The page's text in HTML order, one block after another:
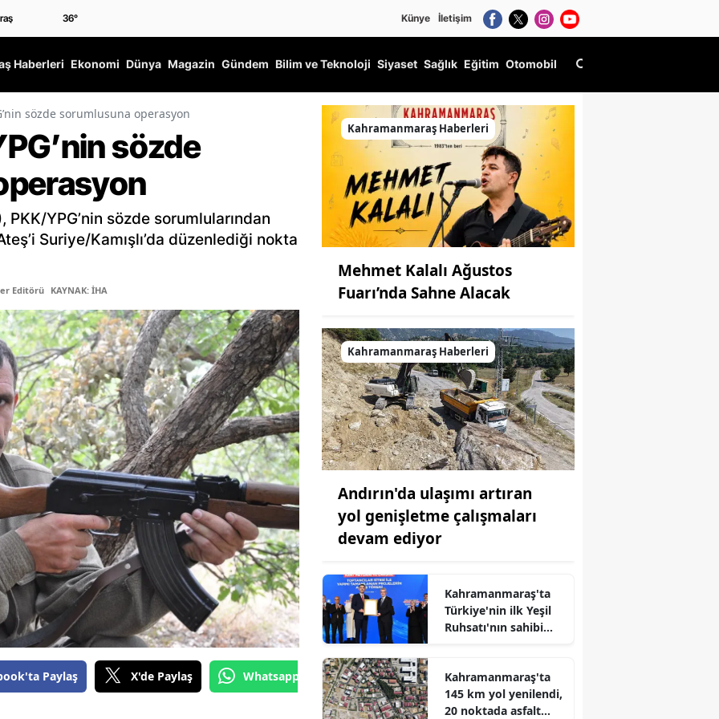
36° Künye İletişim
Haberleri Ekonomi Dünya Magazin Gündem Bilim ve Teknoloji Siyaset Sağlık Eğitim Otomobil
sözde sorumlusuna operasyon
sözde
YPG’nin sözde sorumlularından
Suriye/Kamışlı’da düzenlediği nokta
Editörü KAYNAK: İHA
Paylaş X'de Paylaş Whatsapp'tan Gönder
Kahramanmaraş Haberleri
Mehmet Kalalı Ağustos
Fuarı’nda Sahne Alacak
Kahramanmaraş Haberleri
Andırın'da ulaşımı artıran
yol genişletme çalışmaları
devam ediyor
Kahramanmaraş'ta
Türkiye'nin ilk Yeşil
Ruhsatı'nın sahibi
Kahramanmaraş'ta
145 km yol yenilendi,
20 noktada asfalt